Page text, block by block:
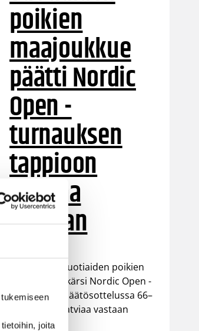
joita
poikien
maajoukkue
päätti Nordic
Open -
turnauksen
tappioon
Latviaa
vastaan
Suomen 15-vuotiaiden poikien
maajoukkue kärsi Nordic Open -
turnauksen päätösottelussa 66–
74-tappion Latviaa vastaan
Lohjalla.